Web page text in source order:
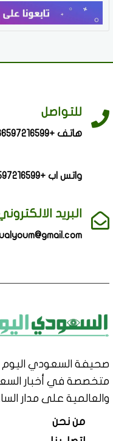
للتواصل
هاتف +966597216599
واتس اب +966597216599
البريد
صحيفة السعودي
متخصصة في أخبار
والعالمية على مدار
من نحن